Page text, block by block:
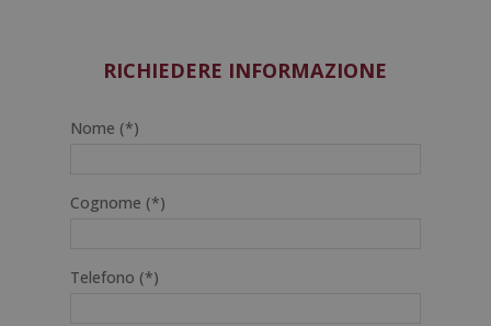
1.920,00€.480,00€.
RICHIEDERE INFORMAZIONE
Nome (*)
Cognome (*)
Telefono (*)